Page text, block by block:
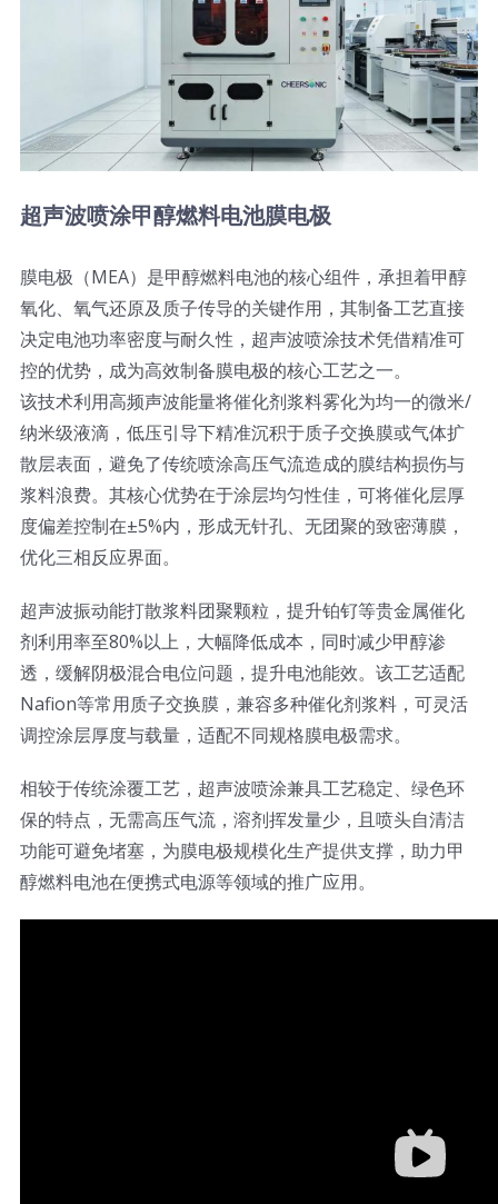
超声波喷涂甲醇燃料电池膜电极
膜电极（MEA）是甲醇燃料电池的核心组件，承担着甲醇
氧化、氧气还原及质子传导的关键作用，其制备工艺直接
决定电池功率密度与耐久性，超声波喷涂技术凭借精准可
控的优势，成为高效制备膜电极的核心工艺之一。
该技术利用高频声波能量将催化剂浆料雾化为均一的微米/
纳米级液滴，低压引导下精准沉积于质子交换膜或气体扩
散层表面，避免了传统喷涂高压气流造成的膜结构损伤与
浆料浪费。其核心优势在于涂层均匀性佳，可将催化层厚
度偏差控制在±5%内，形成无针孔、无团聚的致密薄膜，
优化三相反应界面。
超声波振动能打散浆料团聚颗粒，提升铂钌等贵金属催化
剂利用率至80%以上，大幅降低成本，同时减少甲醇渗
透，缓解阴极混合电位问题，提升电池能效。该工艺适配
Nafion等常用质子交换膜，兼容多种催化剂浆料，可灵活
调控涂层厚度与载量，适配不同规格膜电极需求。
相较于传统涂覆工艺，超声波喷涂兼具工艺稳定、绿色环
保的特点，无需高压气流，溶剂挥发量少，且喷头自清洁
功能可避免堵塞，为膜电极规模化生产提供支撑，助力甲
醇燃料电池在便携式电源等领域的推广应用。